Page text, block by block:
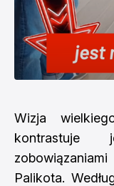
Wizja
kontrastuje
Palikota.